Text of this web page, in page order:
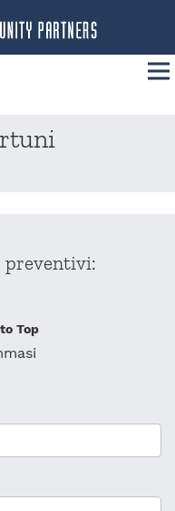
preventivi:
Top